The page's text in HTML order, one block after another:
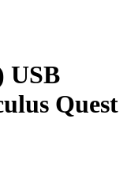
USB
Quest